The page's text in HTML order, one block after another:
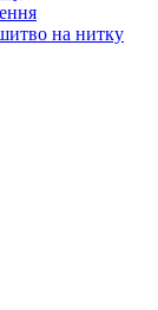
на нитку